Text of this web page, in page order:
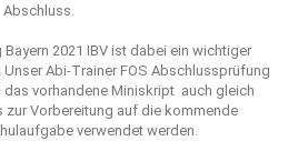
Abschluss.
2021 IBV ist dabei ein wichtiger
Abi-Trainer FOS Abschlussprüfung
das vorhandene Miniskript auch gleich
zur Vorbereitung auf die kommende
verwendet werden.